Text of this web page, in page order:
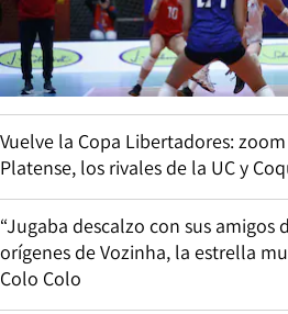
Vuelve la Copa Libertadores:
Platense, los rivales de la UC y
“Jugaba descalzo con sus amigos
orígenes de Vozinha, la estrella
Colo Colo